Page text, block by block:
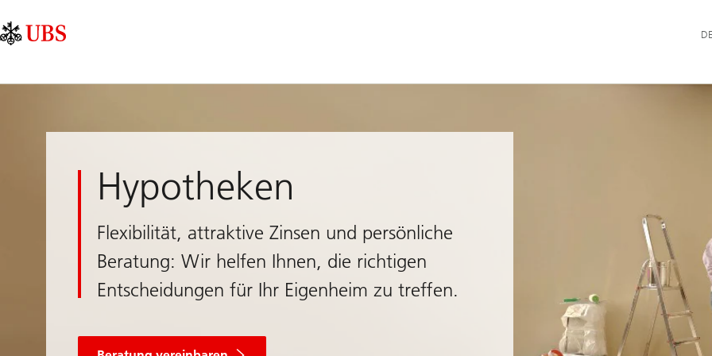
Area
DE
Hypotheken
Flexibilität, attraktive Zinsen und persönliche
Beratung: Wir helfen Ihnen, die richtigen
Entscheidungen für Ihr Eigenheim zu treffen.